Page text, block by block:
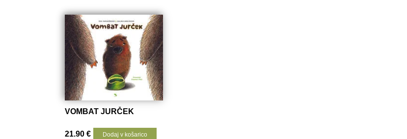
VOMBAT JURČEK
21.90€ Dodaj v košarico